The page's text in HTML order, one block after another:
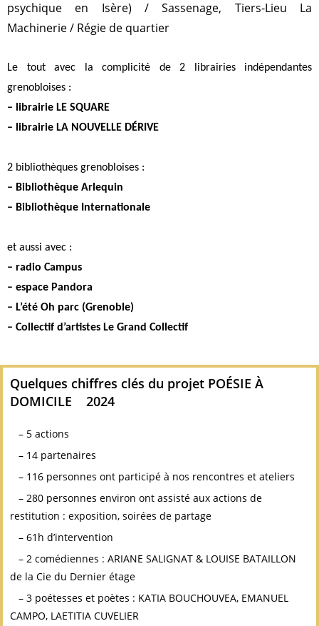
psychique en Isère) / Sassenage, Tiers-Lieu La
Machinerie / Régie de quartier
Le tout avec la complicité de 2 librairies indépendantes
grenobloises :
– librairie LE SQUARE
– librairie LA NOUVELLE DÉRIVE
2 bibliothèques grenobloises :
– Bibliothèque Arlequin
– Bibliothèque Internationale
et aussi avec :
– radio Campus
– espace Pandora
– L’été Oh parc (Grenoble)
– Collectif d’artistes Le Grand Collectif
Quelques chiffres clés du projet POÉSIE À
DOMICILE 2024
– 5 actions
– 14 partenaires
– 116 personnes ont participé à nos rencontres et ateliers
– 280 personnes environ ont assisté aux actions de
restitution : exposition, soirées de partage
– 61h d’intervention
– 2 comédiennes : ARIANE SALIGNAT & LOUISE BATAILLON
de la Cie du Dernier étage
– 3 poétesses et poètes : KATIA BOUCHOUVEA, EMANUEL
CAMPO, LAETITIA CUVELIER